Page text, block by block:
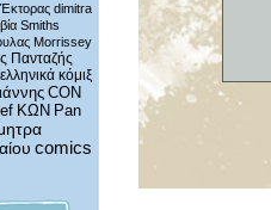
Έκτορας dimitra
Smiths
Morrissey
Πανταζής
ελληνικά κόμιξ
CON
ΚΩΝ Pan
comics